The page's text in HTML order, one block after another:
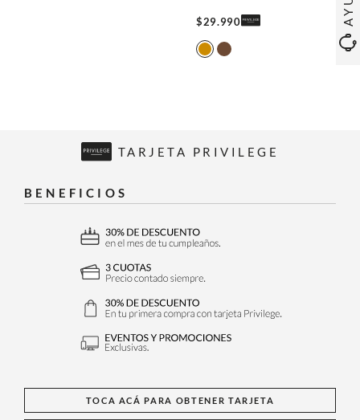
$29.990
TARJETA PRIVILEGE
BENEFICIOS
TOCA ACÁ PARA OBTENER TARJETA